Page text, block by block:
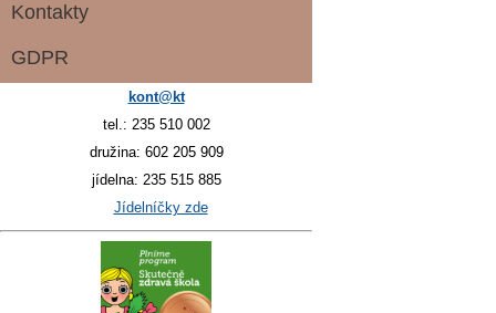
Kontakty
GDPR
kont@kt
tel.: 235 510 002
družina: 602 205 909
jídelna: 235 515 885
Jídelníčky zde